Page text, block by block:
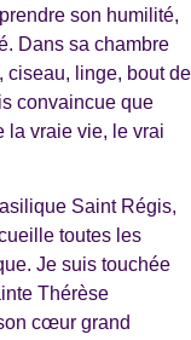
son humilité,
Dans sa chambre
ciseau, linge, bout de
convaincue que
la vraie vie, le vrai
Saint Régis,
toutes les
Je suis touchée
Thérèse
cœur grand